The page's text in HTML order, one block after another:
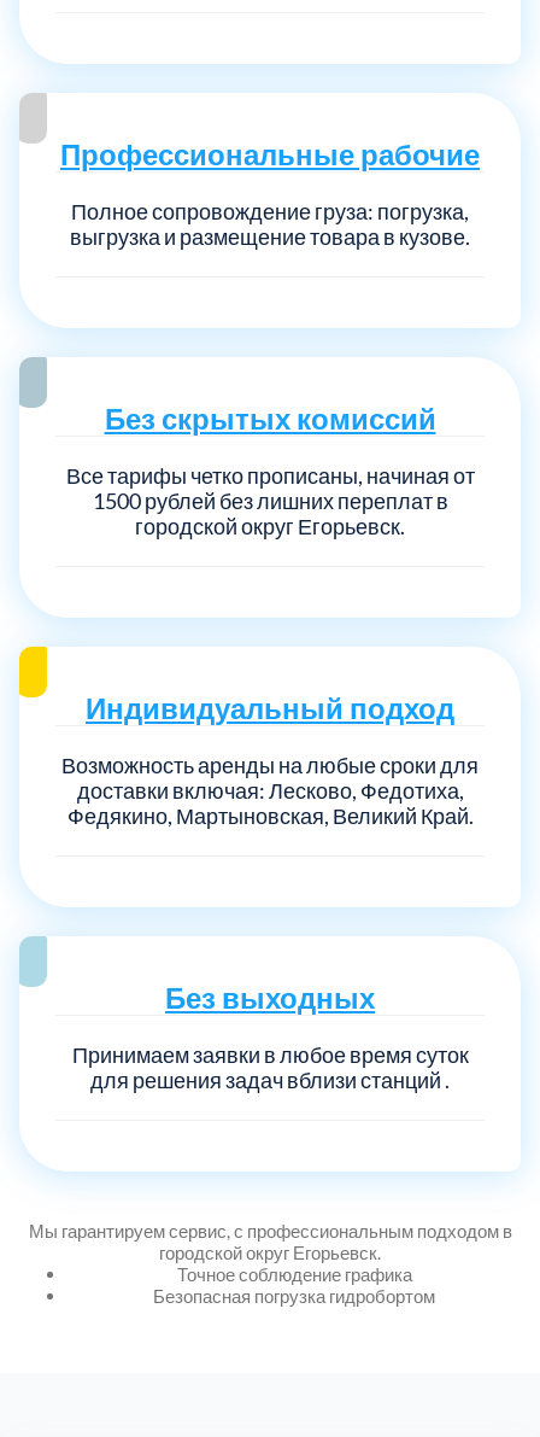
Профессиональные рабочие
Полное сопровождение груза: погрузка,
выгрузка и размещение товара в кузове.
Без скрытых комиссий
Все тарифы четко прописаны, начиная от
1500 рублей без лишних переплат в
городской округ Егорьевск.
Индивидуальный подход
Возможность аренды на любые сроки для
доставки включая: Лесково, Федотиха,
Федякино, Мартыновская, Великий Край.
Без выходных
Принимаем заявки в любое время суток
для решения задач вблизи станций .
Мы гарантируем сервис, с профессиональным подходом в
городской округ Егорьевск.
Точное соблюдение графика
Безопасная погрузка гидробортом